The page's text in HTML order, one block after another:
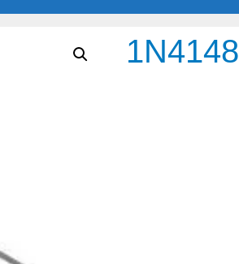
1N4148